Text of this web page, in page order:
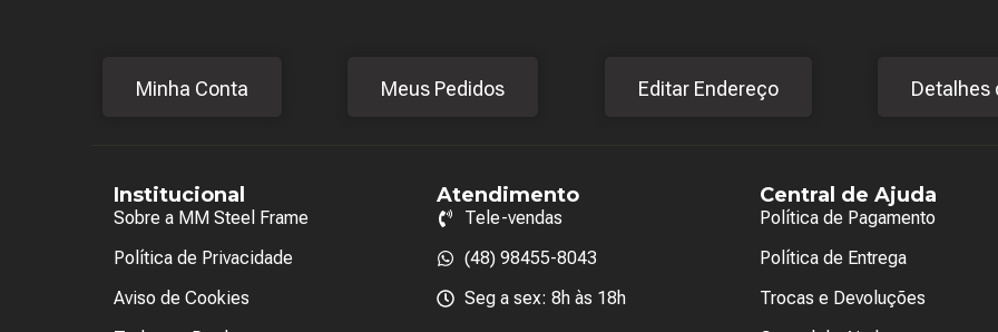
Minha Conta Meus Pedidos Editar Endereço Detalhes
Institucional
Sobre a MM Steel Frame
Política de Privacidade
Aviso de Cookies
Atendimento
Tele-vendas
(48) 98455-8043
Seg a sex: 8h às 18h
Central de Ajuda
Política de Pagamento
Política de Entrega
Trocas e Devoluções